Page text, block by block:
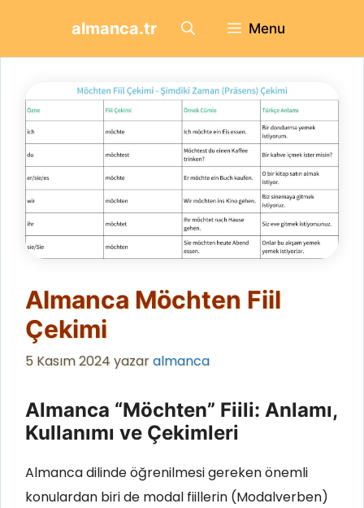
almanca.tr Menu
Almanca Möchten Fiil
Çekimi
5 Kasım 2024yazaralmanca
Almanca “Möchten” Fiili: Anlamı,
Kullanımı ve Çekimleri
Almanca dilinde öğrenilmesi gereken önemli
konulardan biri de modal fiillerin (Modalverben)